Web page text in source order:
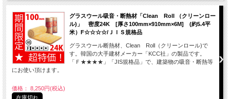
グラスウール吸音・断熱材「Clean Roll （クリーンロー
ル)」 密度24K [厚さ100mm×910mm×6M] (約5.4平
米）F☆☆☆☆/ＪＩＳ規格品
グラスウール断熱材、Clean Roll（クリーンロール)で
す。韓国の大手建材メーカー「KCC社」の製品です。
「Ｆ★★★★」「JIS規格品」で、建築物の吸音・断熱等
にお使い頂けます。
価格： 8,250円(税込)
在庫切れ